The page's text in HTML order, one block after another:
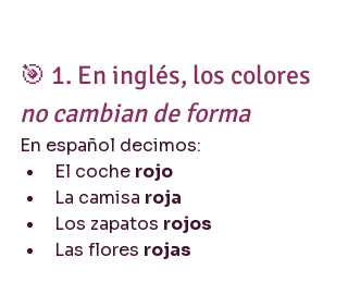
🎯 1. En inglés, los colores
no cambian de forma
En español decimos:
El coche rojo
La camisa roja
Los zapatos rojos
Las flores rojas